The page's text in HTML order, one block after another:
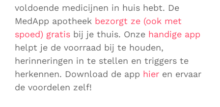
voldoende medicijnen in huis hebt. De
MedApp apotheek bezorgt ze (ook met
spoed) gratis bij je thuis. Onze handige app
helpt je de voorraad bij te houden,
herinneringen in te stellen en triggers te
herkennen. Download de app hier en ervaar
de voordelen zelf!